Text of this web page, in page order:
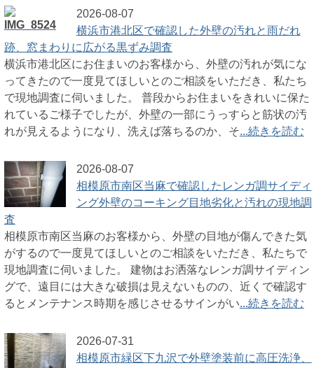
2026-08-07
横浜市港北区で確認した外壁の汚れと雨だれ
跡、窓まわりに広がる黒ずみ調査
横浜市港北区にお住まいのお客様から、外壁の汚れが気にな
ってきたので一度見てほしいとのご相談をいただき、私たち
で現地調査に伺いました。 普段からお住まいをきれいに保た
れているご様子でしたが、外壁の一部にうっすらと筋状の汚
れが見えるようになり、洗えば落ちるのか、そ...続きを読む
2026-08-07
相模原市南区当麻で確認したレンガ調サイディ
ング外壁のコーキング目地劣化と汚れの現地調
査
相模原市南区当麻のお客様から、外壁の目地が傷んできた気
がするので一度見てほしいとのご相談をいただき、私たちで
現地調査に伺いました。 建物はお洒落なレンガ調サイディン
グで、遠目には大きな破損は見えないものの、近くで確認す
るとメンテナンス時期を感じさせるサインがい...続きを読む
2026-07-31
相模原市緑区下九沢で外壁塗装前に高圧洗浄、